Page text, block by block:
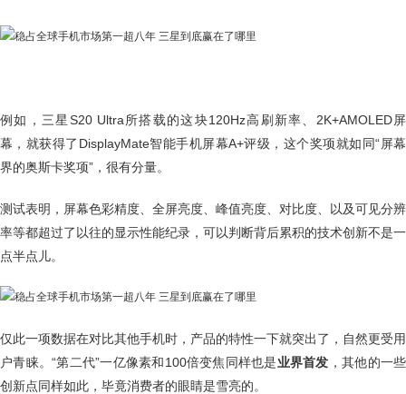
例如，三星S20 Ultra所搭载的这块120Hz高刷新率、2K+AMOLED屏
幕，就获得了DisplayMate智能手机屏幕A+评级，这个奖项就如同“屏幕
界的奥斯卡奖项”，很有分量。
测试表明，屏幕色彩精度、全屏亮度、峰值亮度、对比度、以及可见分辨
率等都超过了以往的显示性能纪录，可以判断背后累积的技术创新不是一
点半点儿。
仅此一项数据在对比其他手机时，产品的特性一下就突出了，自然更受用
户青睐。“第二代”一亿像素和100倍变焦同样也是业界首发 ，其他的一些
创新点同样如此，毕竟消费者的眼睛是雪亮的。